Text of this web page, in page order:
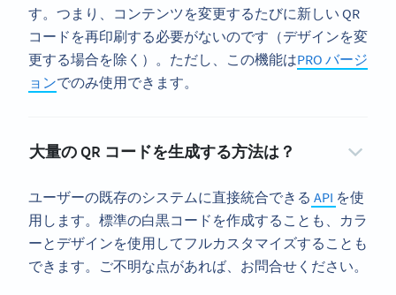
す。つまり、コンテンツを変更するたびに新しい QR
コードを再印刷する必要がないのです（デザインを変
更する場合を除く）。ただし、この機能はPRO バージ
ョンでのみ使用できます。
大量の QR コードを生成する方法は？
ユーザーの既存のシステムに直接統合できる API を使
用します。標準の白黒コードを作成することも、カラ
ーとデザインを使用してフルカスタマイズすることも
できます。ご不明な点があれば、お問合せください。